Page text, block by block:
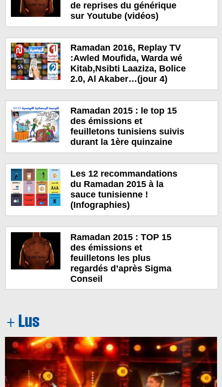
de reprises du générique
sur Youtube (vidéos)
Ramadan 2016, Replay TV
:Awled Moufida, Warda wé
Kitab,Nsibti Laaziza, Bolice
2.0, Al Akaber…(jour 4)
Ramadan 2015 : le top 15
des émissions et
feuilletons tunisiens suivis
durant la 1ère quinzaine
Les 12 recommandations
du Ramadan 2015 à la
sauce tunisienne !
(Infographies)
Ramadan 2015 : TOP 15
des émissions et
feuilletons les plus
regardés d’après Sigma
Conseil